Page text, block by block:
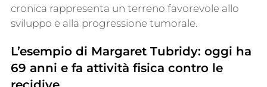
cronica rappresenta un terreno favorevole allo
sviluppo e alla progressione tumorale.
L’esempio di Margaret Tubridy: oggi ha
69 anni e fa attività fisica contro le